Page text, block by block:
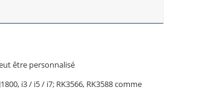
être personnalisé
i3 / i5 / i7; RK3566, RK3588 comme